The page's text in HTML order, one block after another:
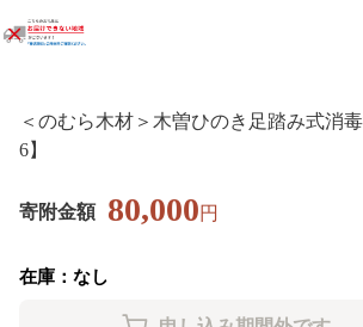
＜のむら木材＞木曽ひのき足踏み式消
6】
寄附金額 80,000円
在庫：なし